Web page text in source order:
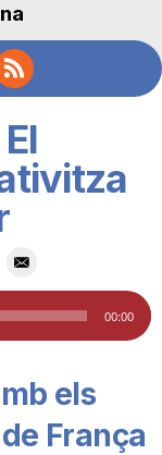
00:00
els
França